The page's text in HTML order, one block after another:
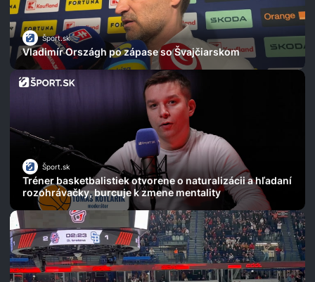
Šport.sk
Vladimír Országh po zápase so Švajčiarskom
Šport.sk
Tréner basketbalistiek otvorene o naturalizácii a hľadaní
rozohrávačky, burcuje k zmene mentality